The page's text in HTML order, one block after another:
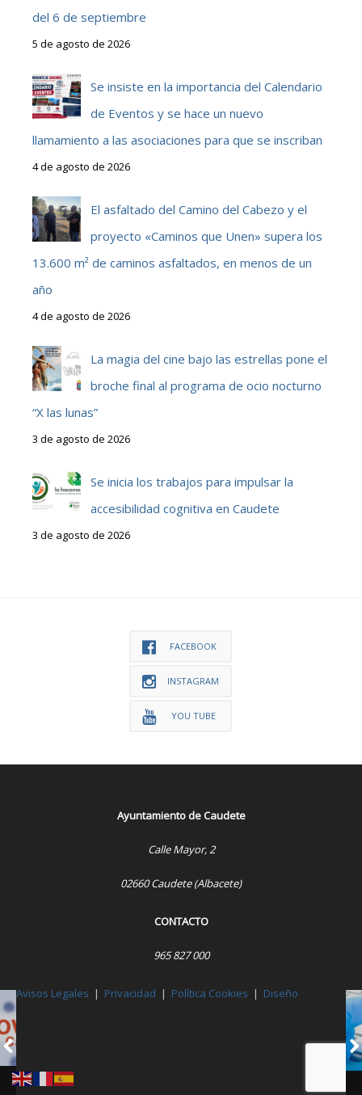
del 6 de septiembre
5 de agosto de 2026
Se insiste en la importancia del Calendario
de Eventos y se hace un nuevo
llamamiento a las asociaciones para que se inscriban
4 de agosto de 2026
El asfaltado del Camino del Cabezo y el
proyecto «Caminos que Unen» supera los
13.600 m² de caminos asfaltados, en menos de un
año
4 de agosto de 2026
La magia del cine bajo las estrellas pone el
broche final al programa de ocio nocturno
“X las lunas”
3 de agosto de 2026
Se inicia los trabajos para impulsar la
accesibilidad cognitiva en Caudete
3 de agosto de 2026
FACEBOOK
INSTAGRAM
YOU TUBE
Ayuntamiento de Caudete
Calle Mayor, 2
02660 Caudete (Albacete)
CONTACTO
965 827 000
Avisos Legales | Privacidad | Política Cookies | Diseño